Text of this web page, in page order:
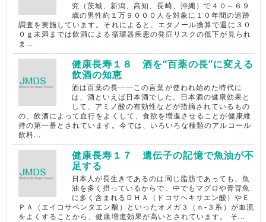
究（茨城、新潟、高知、長崎、沖縄）で４０～６９
歳の男性約１万９０００人を対象に１０年間の追跡
調査を実施しています。それによると、エタノール換算で週に３０
０ｇ未満までは飲酒による循環器疾患の発症リスクの低下が見られ
ま...
健康長寿１８ 酒を“百薬の長”に変える
飲酒の知恵
酒は百薬の長――この言葉が使われ始めた時代に
は、酒といえば日本酒でした。日本酒の健康効果と
して、アミノ酸の有効性などが指摘されているもの
の、飲酒によって血行をよくして、食欲を増進させることが健康維
持の第一番とされています。今では、いろいろな種類のアルコール
飲料...
健康長寿１７ 遺伝子の記憶で魚油が不
足する
日本人が長生きであるのは同じ脂肪であっても、魚
油を多く摂っているからで、中でもマグロや青背魚
に多く含まれるＤＨＡ（ドコサヘキサエン酸）やＥ
ＰＡ（エイコサペンタエン酸）といったオメガ３（ｎ‐３系）が血流
をよくすることから、健康増進効果が高いとされています。 そ...